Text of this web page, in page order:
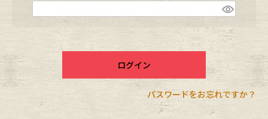
年代から探す
メンズ商品カテゴリーから探す
Tops Outer
)
ログイン
パスワードをお忘れですか？